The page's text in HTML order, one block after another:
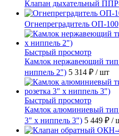
Клапан дыхательный
Огнепреградитель ОП-100
Быстрый просмотр
Камлок нержавеющий тип
ниппель 2") 5 314 ₽ / шт
Быстрый просмотр
Камлок алюминиевый тип
3" х ниппель 3") 5 449 ₽ /